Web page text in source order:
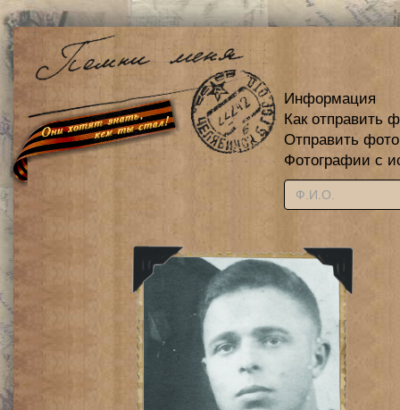
Информация
Как отправить
Отправить
Фотографии с